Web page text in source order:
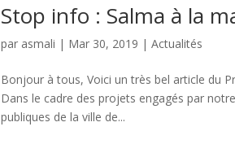
Stop info : Salma à la
par asmali | Mar 30, 2019 |Actualités
Bonjour à tous, Voici un très bel article du
Dans le cadre des projets engagés par
publiques de la ville de...